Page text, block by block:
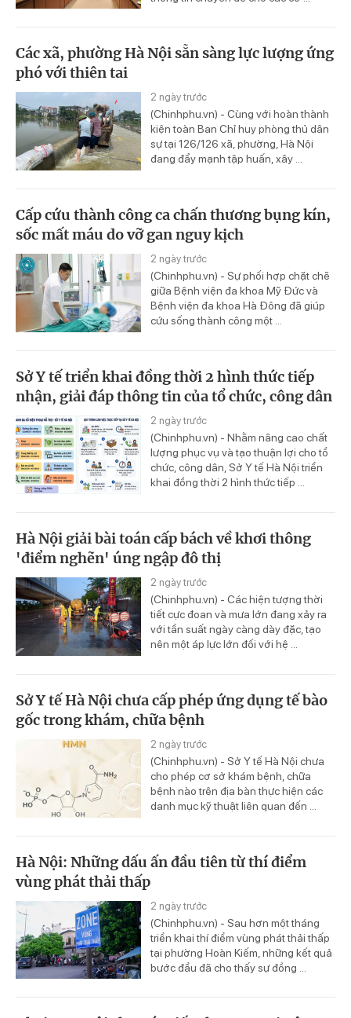
Các xã, phường Hà Nội sẵn sàng lực lượng ứng
phó với thiên tai
2 ngày trước
(Chinhphu.vn) - Cùng với hoàn thành
kiện toàn Ban Chỉ huy phòng thủ dân
sự tại 126/126 xã, phường, Hà Nội
đang đẩy mạnh tập huấn, xây ...
Cấp cứu thành công ca chấn thương bụng kín,
sốc mất máu do vỡ gan nguy kịch
2 ngày trước
(Chinhphu.vn) - Sự phối hợp chặt chẽ
giữa Bệnh viện đa khoa Mỹ Đức và
Bệnh viện đa khoa Hà Đông đã giúp
cứu sống thành công một ...
Sở Y tế triển khai đồng thời 2 hình thức tiếp
nhận, giải đáp thông tin của tổ chức, công dân
2 ngày trước
(Chinhphu.vn) - Nhằm nâng cao chất
lượng phục vụ và tạo thuận lợi cho tổ
chức, công dân, Sở Y tế Hà Nội triển
khai đồng thời 2 hình thức tiếp ...
Hà Nội giải bài toán cấp bách về khơi thông
'điểm nghẽn' úng ngập đô thị
2 ngày trước
(Chinhphu.vn) - Các hiện tượng thời
tiết cực đoan và mưa lớn đang xảy ra
với tần suất ngày càng dày đặc, tạo
nên một áp lực lớn đối với hệ ...
Sở Y tế Hà Nội chưa cấp phép ứng dụng tế bào
gốc trong khám, chữa bệnh
2 ngày trước
(Chinhphu.vn) - Sở Y tế Hà Nội chưa
cho phép cơ sở khám bệnh, chữa
bệnh nào trên địa bàn thực hiện các
danh mục kỹ thuật liên quan đến ...
Hà Nội: Những dấu ấn đầu tiên từ thí điểm
vùng phát thải thấp
2 ngày trước
(Chinhphu.vn) - Sau hơn một tháng
triển khai thí điểm vùng phát thải thấp
tại phường Hoàn Kiếm, những kết quả
bước đầu đã cho thấy sự đồng ...